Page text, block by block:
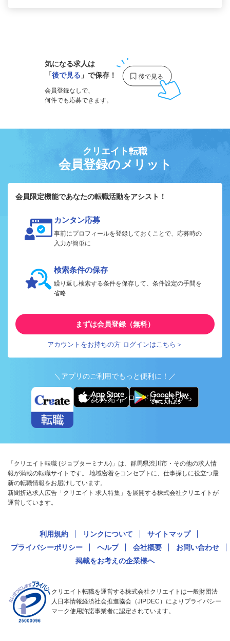
気になる求人は
「後で見る 」で保存！
会員登録なしで、
何件でも応募できます。
クリエイト転職
会員登録のメリット
会員限定機能であなたの転職活動をアシスト！
カンタン応募
事前にプロフィールを登録しておくことで、応募時の
入力が簡単に
検索条件の保存
繰り返し検索する条件を保存して、条件設定の手間を
省略
まずは会員登録（無料）
アカウントをお持ちの方 ログインはこちら＞
＼アプリのご利用でもっと便利に！／
アプリ版ダウンロードはこちらから
「クリエイト転職 (ジョブターミナル)」は、群馬県渋川市・その他の求人情
報が満載の転職サイトです。 地域密着をコンセプトに、仕事探しに役立つ最
新の転職情報をお届けしています。
新聞折込求人広告「クリエイト 求人特集」を展開する株式会社クリエイトが
運営しています。
利用規約 リンクについて
サイトマップ
プライバシーポリシー
ヘルプ 会社概要
お問い合わせ
掲載をお考えの企業様へ
クリエイト転職を運営する株式会社クリエイトは一般財団法
人日本情報経済社会推進協会（JIPDEC）によりプライバシー
マーク使用許諾事業者に認定されています。